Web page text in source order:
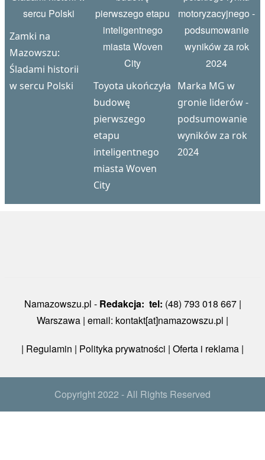
Zamki na
Mazowszu:
Śladami historii
w sercu Polski
Toyota ukończyła
budowę
pierwszego
etapu
inteligentnego
miasta Woven
City
Marka MG w
gronie liderów -
podsumowanie
wyników za rok
2024
Namazowszu.pl - Redakcja: tel: (48) 793 018 667 |
Warszawa | email: kontakt[at]namazowszu.pl |
| Regulamin | Polityka prywatności | Oferta i reklama |
Copyright 2022 - All Rights Reserved